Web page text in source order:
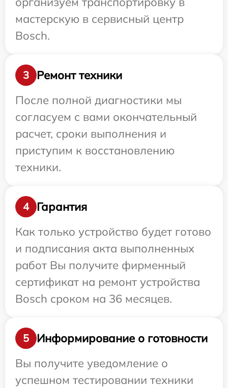
мастерскую в сервисный центр
Bosch.
3
Ремонт техники
После полной диагностики мы
согласуем с вами окончательный
расчет, сроки выполнения и
приступим к восстановлению
техники.
4
Гарантия
Как только устройство будет готово
и подписания акта выполненных
работ Вы получите фирменный
сертификат на ремонт устройства
Bosch сроком на 36 месяцев.
5
Информирование о готовности
Вы получите уведомление о
успешном тестировании техники